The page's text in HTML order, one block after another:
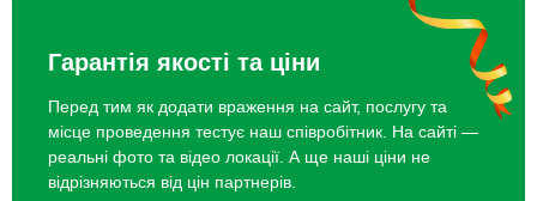
Гарантія якості та ціни
Перед тим як додати враження на сайт, послугу та
місце проведення тестує наш співробітник. На сайті —
реальні фото та відео локації. А ще наші ціни не
відрізняються від цін партнерів.